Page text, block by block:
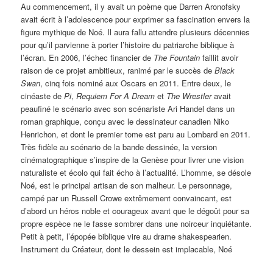
Au commencement, il y avait un poème que Darren Aronofsky
avait écrit à l’adolescence pour exprimer sa fascination envers la
figure mythique de Noé. Il aura fallu attendre plusieurs décennies
pour qu’il parvienne à porter l’histoire du patriarche biblique à
l’écran. En 2006, l’échec financier de The Fountain faillit avoir
raison de ce projet ambitieux, ranimé par le succès deBlack
Swan, cinq fois nominé aux Oscars en 2011. Entre deux, le
cinéaste dePi,Requiem For A Dream et The Wrestleravait
peaufiné le scénario avec son scénariste Ari Handel dans un
roman graphique, conçu avec le dessinateur canadien Niko
Henrichon, et dont le premier tome est paru au Lombard en 2011.
Très fidèle au scénario de la bande dessinée, la version
cinématographique s’inspire de la Genèse pour livrer une vision
naturaliste et écolo qui fait écho à l’actualité. L’homme, se désole
Noé, est le principal artisan de son malheur. Le personnage,
campé par un Russell Crowe extrêmement convaincant, est
d’abord un héros noble et courageux avant que le dégoût pour sa
propre espèce ne le fasse sombrer dans une noirceur inquiétante.
Petit à petit, l’épopée biblique vire au drame shakespearien.
Instrument du Créateur, dont le dessein est implacable, Noé